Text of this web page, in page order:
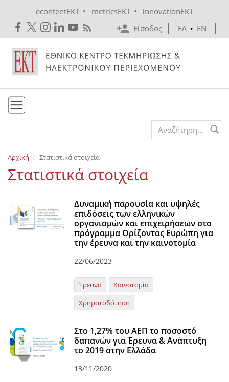
econtentEKT • metricsEKT •
innovationEKT
Είσοδος
ΕΛ • EN
Εκδόσεις
Ενημέρωση
Search form
Αρχική Στατιστικά στοιχεία
Στατιστικά στοιχεία
Δυναμική παρουσία και υψηλές
επιδόσεις των ελληνικών
οργανισμών και επιχειρήσεων στο
πρόγραμμα Ορίζοντας Ευρώπη για
την έρευνα και την καινοτομία
22/06/2023
Έρευνα
Καινοτομία
Χρηματοδότηση
Στο 1,27% του ΑΕΠ το ποσοστό
δαπανών για Έρευνα & Ανάπτυξη
το 2019 στην Ελλάδα
13/11/2020